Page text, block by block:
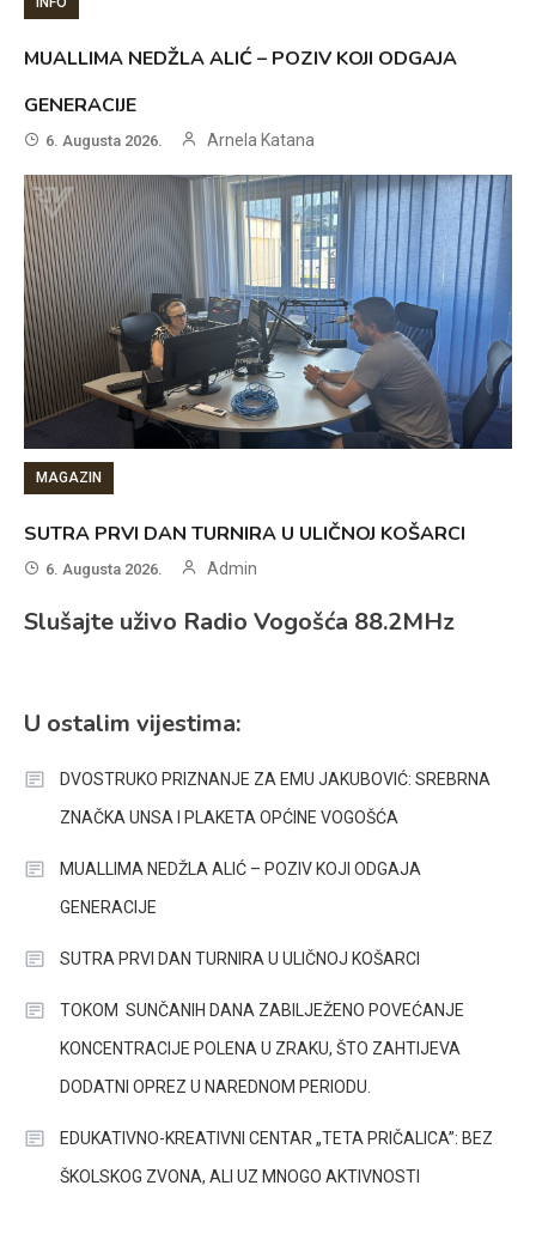
MUALLIMA NEDŽLA ALIĆ – POZIV KOJI ODGAJA
GENERACIJE
6. Augusta 2026. Arnela Katana
MAGAZIN
SUTRA PRVI DAN TURNIRA U ULIČNOJ KOŠARCI
6. Augusta 2026. Admin
Slušajte uživo Radio Vogošća 88.2MHz
U ostalim vijestima:
DVOSTRUKO PRIZNANJE ZA EMU JAKUBOVIĆ: SREBRNA
ZNAČKA UNSA I PLAKETA OPĆINE VOGOŠĆA
MUALLIMA NEDŽLA ALIĆ – POZIV KOJI ODGAJA
GENERACIJE
SUTRA PRVI DAN TURNIRA U ULIČNOJ KOŠARCI
TOKOM SUNČANIH DANA ZABILJEŽENO POVEĆANJE
KONCENTRACIJE POLENA U ZRAKU, ŠTO ZAHTIJEVA
DODATNI OPREZ U NAREDNOM PERIODU.
EDUKATIVNO-KREATIVNI CENTAR „TETA PRIČALICA”: BEZ
ŠKOLSKOG ZVONA, ALI UZ MNOGO AKTIVNOSTI